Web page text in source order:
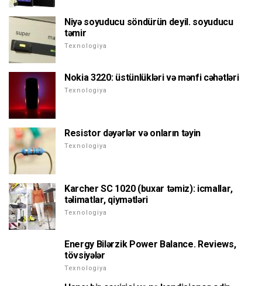
Niyə soyuducu söndürün deyil. soyuducu
təmir
Texnologiya
Nokia 3220: üstünlükləri və mənfi cəhətləri
Texnologiya
Resistor dəyərlər və onların təyin
Texnologiya
Karcher SC 1020 (buxar təmiz): icmallar,
təlimatlar, qiymətləri
Texnologiya
Energy Bilərzik Power Balance. Reviews,
tövsiyələr
Texnologiya